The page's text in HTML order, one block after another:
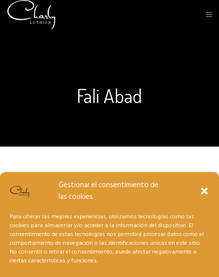
Gestionar el consentimiento de
las cookies
Para ofrecer las mejores experiencias, utilizamos tecnologías como las
cookies para almacenar y/o acceder a la información del dispositivo. El
consentimiento de estas tecnologías nos permitirá procesar datos como el
comportamiento de navegación o las identificaciones únicas en este sitio.
No consentir o retirar el consentimiento, puede afectar negativamente a
ciertas características y funciones.
Fali Abad